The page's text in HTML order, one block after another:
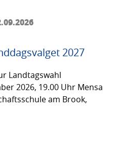
2027
Landtagswahl
2026, 19.00 Uhr Mensa
am Brook,